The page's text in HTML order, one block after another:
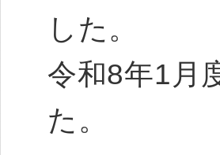
した。
令和8年1月
た。